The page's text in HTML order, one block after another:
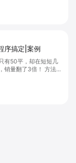
序搞定|案例
有50平，却在短短几
销量翻了3倍！ 方法则
和闭环引流，实现从